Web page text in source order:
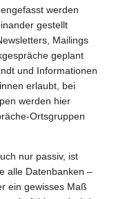
werden
gestellt
Mailings
geplant
und Informationen
erlaubt, bei
werden hier
Ortsgruppen
nur passiv, ist
alle Datenbanken –
ein gewisses Maß